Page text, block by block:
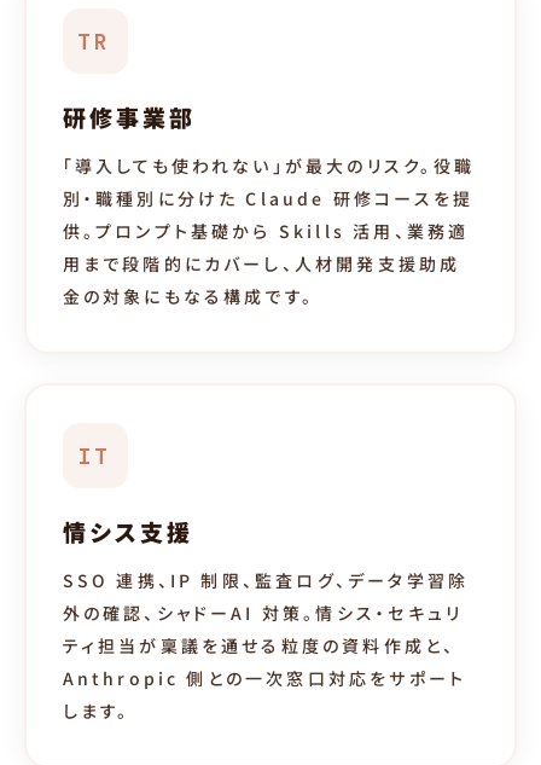
TR
研修事業部
「導入しても使われない」が最大のリスク。役職
別・職種別に分けた Claude 研修コースを提
供。プロンプト基礎から Skills 活用、業務適
用まで段階的にカバーし、人材開発支援助成
金の対象にもなる構成です。
IT
情シス支援
SSO 連携、IP 制限、監査ログ、データ学習除
外の確認、シャドーAI 対策。情シス・セキュリ
ティ担当が稟議を通せる粒度の資料作成と、
Anthropic 側との一次窓口対応をサポート
します。